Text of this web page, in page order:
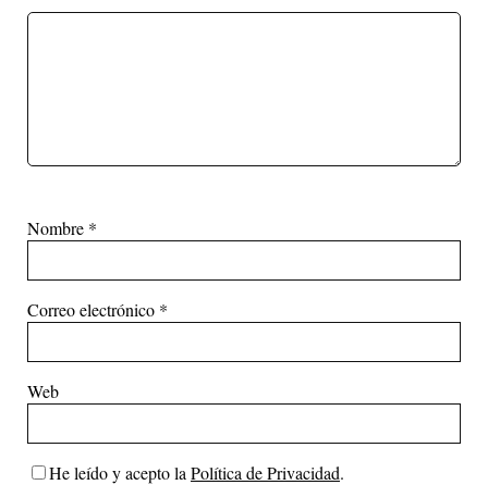
Nombre *
Correo electrónico *
Web
He leído y acepto la Política de Privacidad.